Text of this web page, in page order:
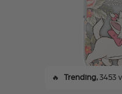
🔥 Trending,3453